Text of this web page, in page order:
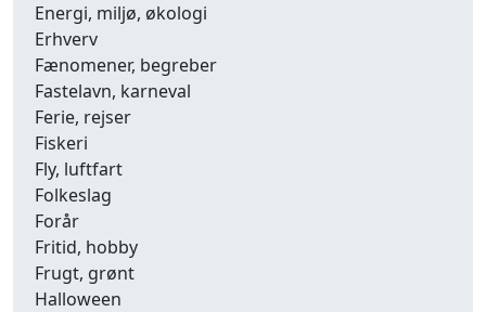
Energi, miljø, økologi
Erhverv
Fænomener, begreber
Fastelavn, karneval
Ferie, rejser
Fiskeri
Fly, luftfart
Folkeslag
Forår
Fritid, hobby
Frugt, grønt
Halloween